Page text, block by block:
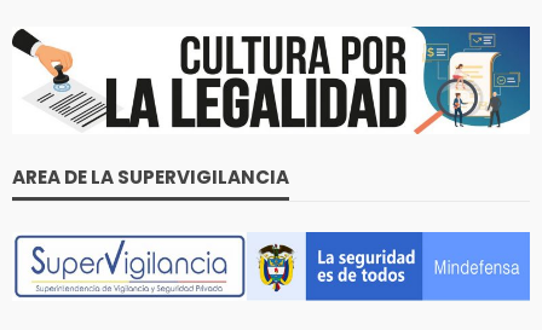
AREA DE LA SUPERVIGILANCIA